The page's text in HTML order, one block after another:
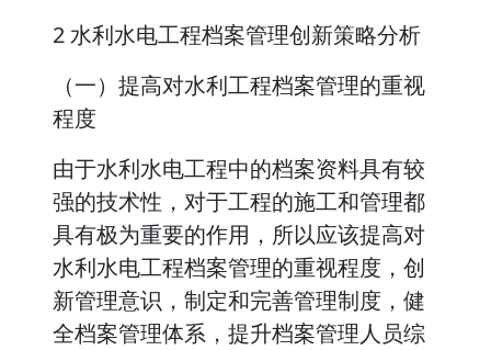
2 水利水电工程档案管理创新策略分析
（一）提高对水利工程档案管理的重视
程度
由于水利水电工程中的档案资料具有较
强的技术性，对于工程的施工和管理都
具有极为重要的作用，所以应该提高对
水利水电工程档案管理的重视程度，创
新管理意识，制定和完善管理制度，健
全档案管理体系，提升档案管理人员综